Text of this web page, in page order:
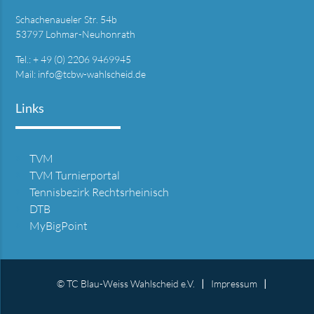
Schachenaueler Str. 54b
53797 Lohmar-Neuhonrath
Tel.: + 49 (0) 2206 9469945
Mail: info@tcbw-wahlscheid.de
Links
TVM
TVM Turnierportal
Tennisbezirk Rechtsrheinisch
DTB
MyBigPoint
© TC Blau-Weiss Wahlscheid e.V. Impressum